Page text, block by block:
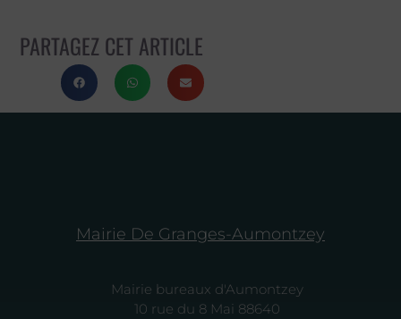
PARTAGEZ CET ARTICLE
Mairie De Granges-Aumontzey
Mairie bureaux d'Aumontzey
10 rue du 8 Mai 88640